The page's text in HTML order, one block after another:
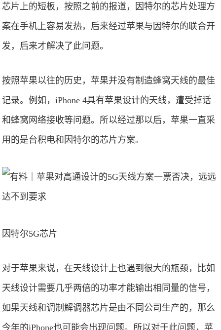
芯片上的短板，按照之前的报道，因特尔的芯片处理方
案在手机上容易发热，后来经过苹果与因特尔的联合开
发，后来才解决了此问题。
按照苹果以往的历史，苹果并没有制造蜂窝天线的最佳
记录。例如，iPhone 4具有苹果设计的天线，遭受掉话
和蜂窝网络接收等问题。所以经过那以后，苹果一直采
用的是台积电和因特尔的芯片方案。
因特尔5G芯片
对于苹果来说，在天线设计上也遇到很大的瓶颈，比如
天线设计需要几乎两倍的功率才能输出相同量的信号，
如果天线和调制解调器芯片是由不同公司生产的，那么
今年的iPhone也可能会出现问题。所以对于此问题，苹